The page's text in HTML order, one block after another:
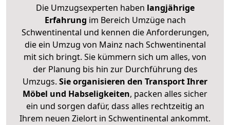
Die Umzugsexperten haben langjährige
Erfahrung im Bereich Umzüge nach
Schwentinental und kennen die Anforderungen,
die ein Umzug von Mainz nach Schwentinental
mit sich bringt. Sie kümmern sich um alles, von
der Planung bis hin zur Durchführung des
Umzugs. Sie organisieren den Transport Ihrer
Möbel und Habseligkeiten, packen alles sicher
ein und sorgen dafür, dass alles rechtzeitig an
Ihrem neuen Zielort in Schwentinental ankommt.